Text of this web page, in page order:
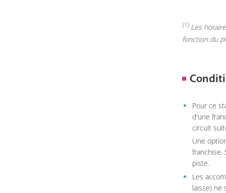
(1)Les
fonction du
Pour ce
d'une
circuit
Une
franchise.
piste.
Les
laisse) ne